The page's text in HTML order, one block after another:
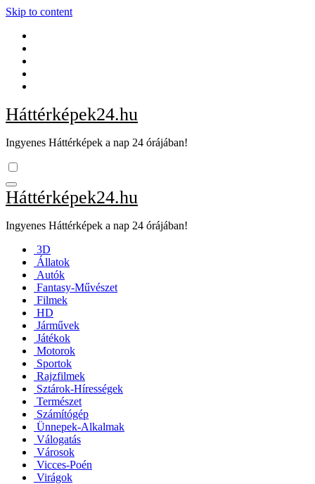
Skip to content
Háttérképek24.hu
Ingyenes Háttérképek a nap 24 órájában!
Háttérképek24.hu
Ingyenes Háttérképek a nap 24 órájában!
3D
Állatok
Autók
Fantasy-Művészet
Filmek
HD
Járművek
Játékok
Motorok
Sportok
Rajzfilmek
Sztárok-Hírességek
Természet
Számítógép
Ünnepek-Alkalmak
Válogatás
Városok
Vicces-Poén
Virágok